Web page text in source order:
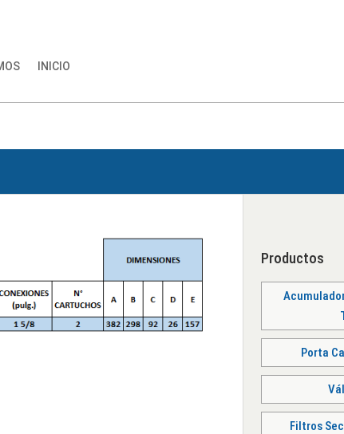
INICIO
Productos
Porta
Filtros